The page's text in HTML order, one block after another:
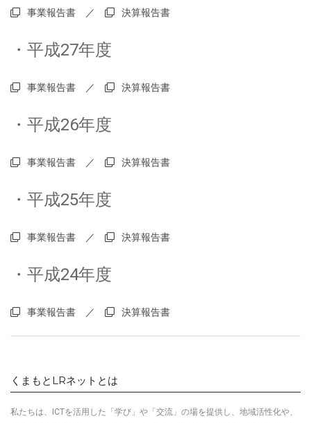
事業報告書 ／ 決算報告書
・平成27年度
事業報告書 ／ 決算報告書
・平成26年度
事業報告書 ／ 決算報告書
・平成25年度
事業報告書 ／ 決算報告書
・平成24年度
事業報告書 ／ 決算報告書
くまもとLRネットとは
私たちは、ICTを活用した「学び」や「交流」の場を提供し、地域活性化や、